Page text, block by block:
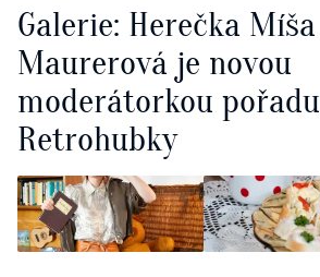
Galerie: Herečka Míša
Maurerová je novou
moderátorkou pořadu
Retrohubky